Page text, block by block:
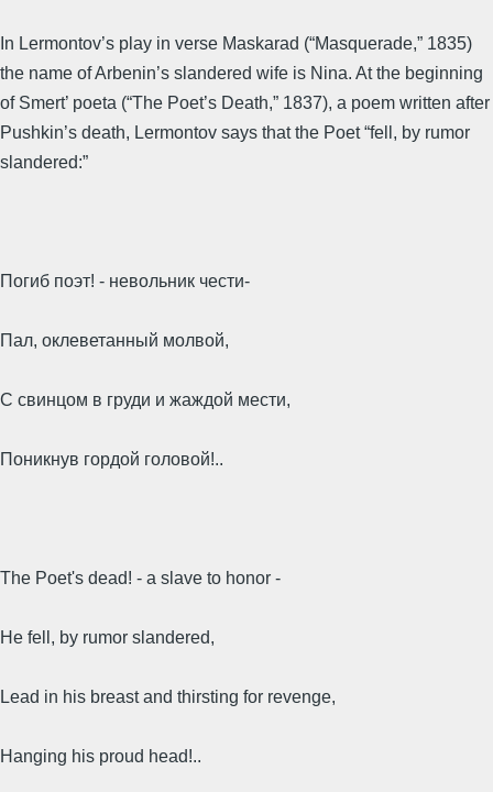
In Lermontov’s play in verse Maskarad (“Masquerade,” 1835)
the name of Arbenin’s slandered wife is Nina. At the beginning
of Smert’ poeta (“The Poet’s Death,” 1837), a poem written after
Pushkin’s death, Lermontov says that the Poet “fell, by rumor
slandered:”
Погиб поэт! - невольник чести-
Пал, оклеветанный молвой,
С свинцом в груди и жаждой мести,
Поникнув гордой головой!..
The Poet's dead! - a slave to honor -
He fell, by rumor slandered,
Lead in his breast and thirsting for revenge,
Hanging his proud head!..